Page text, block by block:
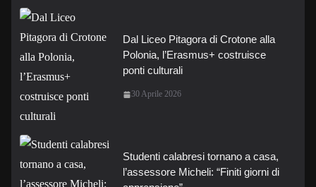
Dal Liceo Pitagora di Crotone alla
Polonia, l’Erasmus+ costruisce
ponti culturali
30 Aprile 2026
Studenti calabresi tornano a casa,
l’assessore Micheli: “Finiti giorni di